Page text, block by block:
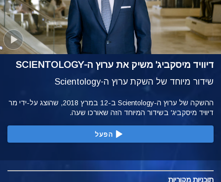
דיוויד מיסקביג' משיק את ערוץ ה-SCIENTOLOGY
שידור מיוחד של השקת ערוץ ה-Scientology
ההשקה של ערוץ ה-Scientology ב-12 במרץ 2018, שהוצג על-ידי מר
דיוויד מיסקביג' בשידור המיוחד הזה שאורכו שעה.
הפעל
תוכניות מקוריות